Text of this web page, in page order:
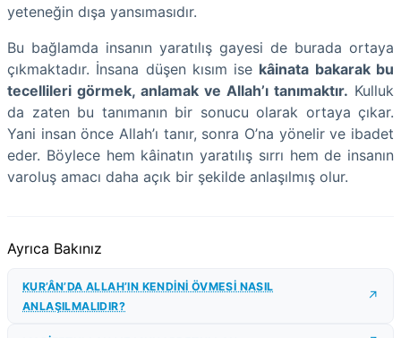
yeteneğin dışa yansımasıdır.
Bu bağlamda insanın yaratılış gayesi de burada ortaya
çıkmaktadır. İnsana düşen kısım ise kâinata bakarak bu
tecellileri görmek, anlamak ve Allah’ı tanımaktır. Kulluk
da zaten bu tanımanın bir sonucu olarak ortaya çıkar.
Yani insan önce Allah’ı tanır, sonra O’na yönelir ve ibadet
eder. Böylece hem kâinatın yaratılış sırrı hem de insanın
varoluş amacı daha açık bir şekilde anlaşılmış olur.
Ayrıca Bakınız
KUR’ÂN’DA ALLAH’IN KENDİNİ ÖVMESİ NASIL
ANLAŞILMALIDIR?